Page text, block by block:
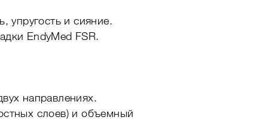
упругость и сияние.
EndyMed FSR.
направлениях.
слоев) и объемный